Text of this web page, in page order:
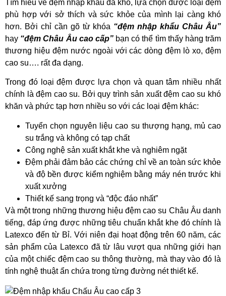
Tìm hiểu về đệm nhập khẩu đã khó, lựa chọn được loại đệm
phù hợp với sở thích và sức khỏe của mình lại càng khó
hơn. Bởi chỉ cần gõ từ khóa “đệm nhập khẩu Châu Âu”
hay “đệm Châu Âu cao cấp”bạn có thể tìm thấy hàng trăm
thương hiệu đệm nước ngoài với các dòng đệm lò xo, đệm
cao su…. rất đa dạng.
Trong đó loại đệm được lựa chọn và quan tâm nhiều nhất
chính là đệm cao su. Bởi quy trình sản xuất đệm cao su khó
khăn và phức tạp hơn nhiều so với các loại đệm khác:
Tuyển chọn nguyên liệu cao su thượng hạng, mủ cao
su trắng và không có tạp chất
Công nghệ sản xuất khắt khe và nghiêm ngặt
Đệm phải đảm bảo các chứng chỉ về an toàn sức khỏe
và độ bền được kiểm nghiệm bằng máy nén trước khi
xuất xưởng
Thiết kế sang trọng và “độc đáo nhất”
Và một trong những thương hiệu đệm cao su Châu Âu danh
tiếng, đáp ứng được những tiêu chuẩn khắt khe đó chính là
Latexco đến từ Bỉ. Với niên đại hoạt động trên 60 năm, các
sản phẩm của Latexco đã từ lâu vượt qua những giới hạn
của một chiếc đệm cao su thông thường, mà thay vào đó là
tính nghệ thuật ẩn chứa trong từng đường nét thiết kế.